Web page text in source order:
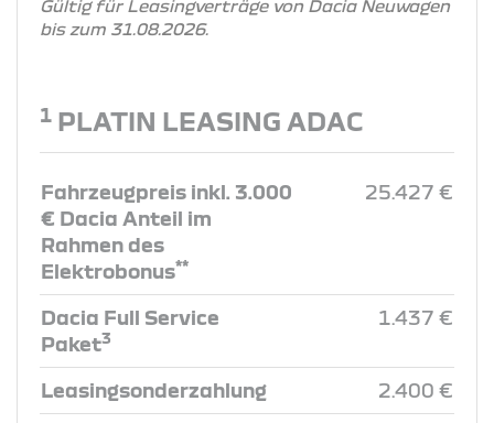
Gültig für Leasingverträge von Dacia Neuwagen
bis zum 31.08.2026.
1 PLATIN LEASING ADAC
Fahrzeugpreis inkl. 3.000
€ Dacia Anteil im
Rahmen des
Elektrobonus**
25.427 €
Dacia Full Service
Paket3
1.437 €
Leasingsonderzahlung 2.400 €